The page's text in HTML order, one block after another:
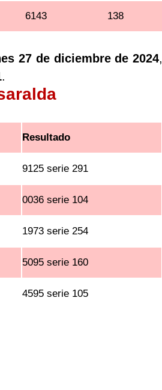
6143 138
27 de diciembre de 2024,
.
Resultado
9125 serie 291
0036 serie 104
1973 serie 254
5095 serie 160
4595 serie 105